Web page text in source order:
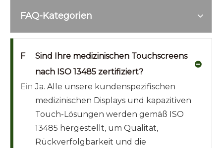
FAQ-Kategorien
F
Sind Ihre medizinischen Touchscreens
nach ISO 13485 zertifiziert?
Ein Ja. Alle unsere kundenspezifischen
medizinischen Displays und kapazitiven
Touch-Lösungen werden gemäß ISO
13485 hergestellt, um Qualität,
Rückverfolgbarkeit und die